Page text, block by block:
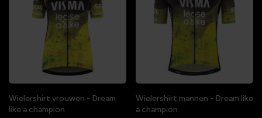
Wielershirt vrouwen - Dream
like a champion
Wielershirt mannen - Dream like
a champion